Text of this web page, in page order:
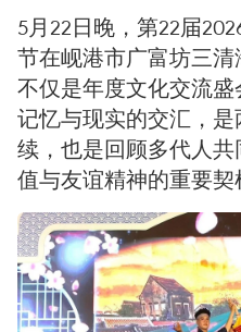
5月22日晚，第22届
节在岘港市广富坊三
不仅是年度文化交流
记忆与现实的交汇，
续，也是回顾多代人
值与友谊精神的重要契